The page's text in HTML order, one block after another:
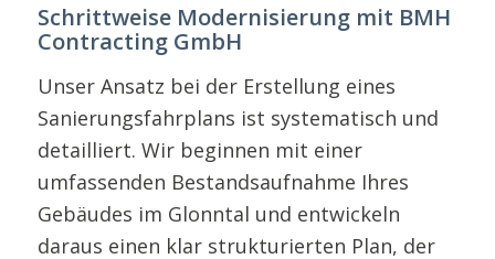
Schrittweise Modernisierung mit BMH
Contracting GmbH
Unser Ansatz bei der Erstellung eines
Sanierungsfahrplans ist systematisch und
detailliert. Wir beginnen mit einer
umfassenden Bestandsaufnahme Ihres
Gebäudes im Glonntal und entwickeln
daraus einen klar strukturierten Plan, der